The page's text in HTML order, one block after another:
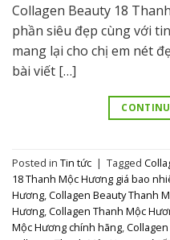
Collagen Beauty 18
phần siêu đẹp cùng với
mang lại cho chị em nét
bài viết […]
Posted in Tin tức | Tagged
18 Thanh Mộc Hương giá bao
Hương,Collagen Beauty Thanh
Hương,Collagen Thanh Mộc
Mộc Hương chính hãng,